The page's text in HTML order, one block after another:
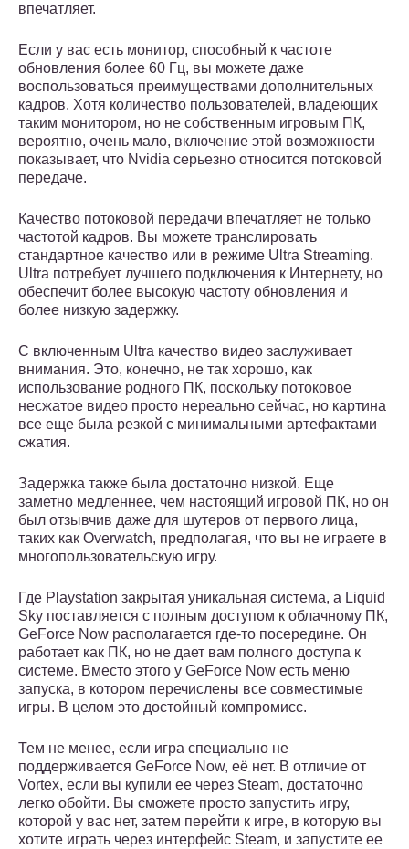
впечатляет.
Если у вас есть монитор, способный к частоте
обновления более 60 Гц, вы можете даже
воспользоваться преимуществами дополнительных
кадров. Хотя количество пользователей, владеющих
таким монитором, но не собственным игровым ПК,
вероятно, очень мало, включение этой возможности
показывает, что Nvidia серьезно относится потоковой
передаче.
Качество потоковой передачи впечатляет не только
частотой кадров. Вы можете транслировать
стандартное качество или в режиме Ultra Streaming.
Ultra потребует лучшего подключения к Интернету, но
обеспечит более высокую частоту обновления и
более низкую задержку.
С включенным Ultra качество видео заслуживает
внимания. Это, конечно, не так хорошо, как
использование родного ПК, поскольку потоковое
несжатое видео просто нереально сейчас, но картина
все еще была резкой с минимальными артефактами
сжатия.
Задержка также была достаточно низкой. Еще
заметно медленнее, чем настоящий игровой ПК, но он
был отзывчив даже для шутеров от первого лица,
таких как Overwatch, предполагая, что вы не играете в
многопользовательскую игру.
Где Playstation закрытая уникальная система, а Liquid
Sky поставляется с полным доступом к облачному ПК,
GeForce Now располагается где-то посередине. Он
работает как ПК, но не дает вам полного доступа к
системе. Вместо этого у GeForce Now есть меню
запуска, в котором перечислены все совместимые
игры. В целом это достойный компромисс.
Тем не менее, если игра специально не
поддерживается GeForce Now, её нет. В отличие от
Vortex, если вы купили ее через Steam, достаточно
легко обойти. Вы сможете просто запустить игру,
которой у вас нет, затем перейти к игре, в которую вы
хотите играть через интерфейс Steam, и запустите ее